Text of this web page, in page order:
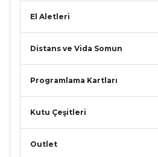
El Aletleri
Distans ve Vida Somun
Programlama Kartları
Kutu Çeşitleri
Outlet